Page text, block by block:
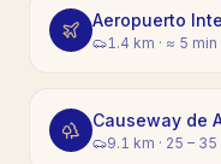
Aeropuerto
1.4 km · ≈ 5 min
Causeway de
9.1 km · 25 –